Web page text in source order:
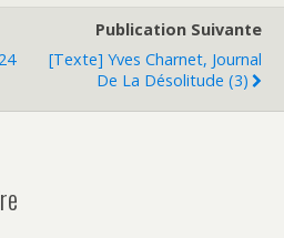
Publication Suivante
[Texte] Yves Charnet, Journal
De La Désolitude (3)